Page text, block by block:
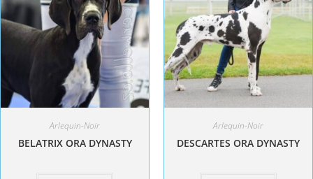
Arlequin-Noir
BELATRIX ORA DYNASTY
Arlequin-Noir
DESCARTES ORA DYNASTY